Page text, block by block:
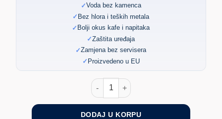
Voda bez kamenca
Bez hlora i teških metala
Bolji okus kafe i napitaka
Zaštita uređaja
Zamjena bez servisera
Proizvedeno u EU
Zamjenski Filter za Vodu – BWT
DODAJ U KORPU